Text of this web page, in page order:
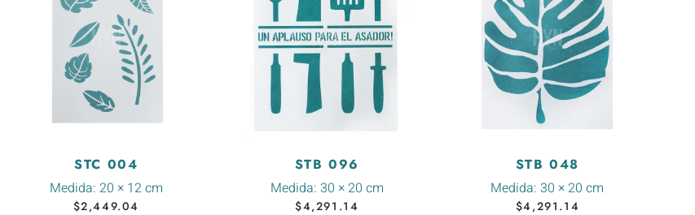
STC 004
Medida: 20 × 12 cm
$2,449.04
STB 096
Medida: 30 × 20 cm
$4,291.14
STB 048
Medida:30 × 20 cm
$4,291.14